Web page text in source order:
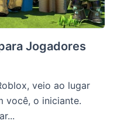
Jogadores
veio ao lugar
você, o iniciante.